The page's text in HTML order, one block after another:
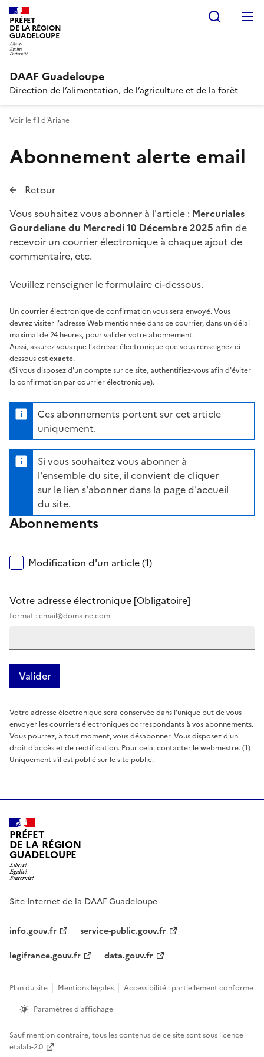
PRÉFET
DE LA RÉGION
GUADELOUPE
DAAF Guadeloupe
Direction de l’alimentation, de l’agriculture et de la forêt
Voir le fil d'Ariane
Abonnement alerte email
Retour
Vous souhaitez vous abonner à l'article : Mercuriales
Gourdeliane du Mercredi 10 Décembre 2025 afin de
recevoir un courrier électronique à chaque ajout de
commentaire, etc.
Veuillez renseigner le formulaire ci-dessous.
Un courrier électronique de confirmation vous sera envoyé. Vous
devrez visiter l'adresse Web mentionnée dans ce courrier, dans un délai
maximal de 24 heures, pour valider votre abonnement.
Aussi, assurez vous que l'adresse électronique que vous renseignez ci-
dessous estexacte.
(Si vous disposez d'un compte sur ce site, authentifiez-vous afin d'éviter
la confirmation par courrier électronique).
Ces abonnements portent sur cet article
uniquement.
Si vous souhaitez vous abonner à
l'ensemble du site, il convient de cliquer
sur le lien s'abonner dans la page d'accueil
du site.
Abonnements
Modification d'un article (1)
Votre adresse électronique [Obligatoire]
format : email@domaine.com
Votre adresse électronique sera conservée dans l'unique but de vous
envoyer les courriers électroniques correspondants à vos abonnements.
Vous pourrez, à tout moment, vous désabonner. Vous disposez d'un
droit d'accès et de rectification. Pour cela, contacter le webmestre. (1)
Uniquement s'il est publié sur le site public.
PRÉFET
DE LA RÉGION
GUADELOUPE
Site Internet de la DAAF Guadeloupe
info.gouv.fr
service-public.gouv.fr
legifrance.gouv.fr
data.gouv.fr
Plan du site Mentions légales
Accessibilité : partiellement conforme
Paramètres d'affichage
Sauf mention contraire, tous les contenus de ce site sont sous licence
etalab-2.0